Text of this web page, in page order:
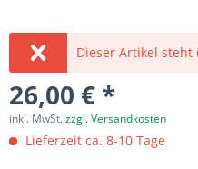
Dieser Artikel
26,00 € *
inkl. MwSt.zzgl. Versandkosten
Lieferzeit ca. 8-10 Tage